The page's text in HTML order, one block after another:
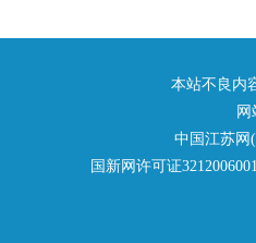
本站不良内
网
中国江苏
国新网许可证